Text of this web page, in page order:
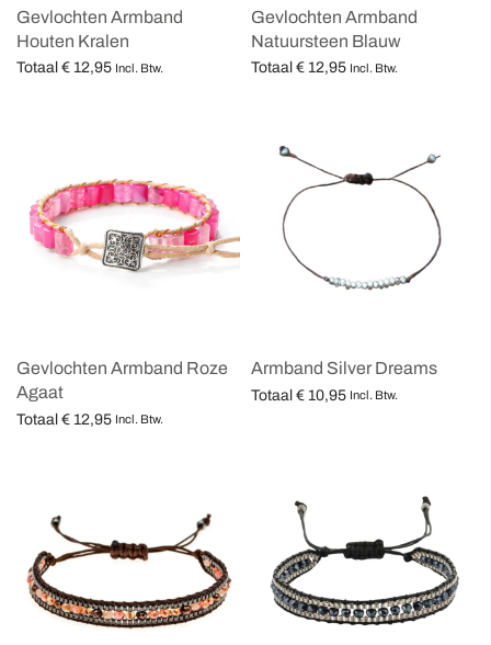
Gevlochten Armband
Houten Kralen
Totaal € 12,95 Incl. Btw.
Gevlochten Armband
Natuursteen Blauw
Totaal € 12,95 Incl. Btw.
Gevlochten Armband Roze
Agaat
Totaal € 12,95 Incl. Btw.
Armband Silver Dreams
Totaal € 10,95 Incl. Btw.